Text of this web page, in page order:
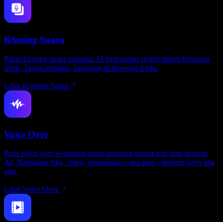
Kloning Suara
Bikin kloning suara manusia AI berkualitas tinggi dalam hitungan
detik. Tanpa instalasi, langsung di browser Anda.
Lihat Kloning Suara
Voice Over
Buat voice over se-natural suara manusia secara real time dengan
AI. Narasikan teks, video, penjelasan—apa pun—dengan gaya apa
saja.
Lihat Voice Over